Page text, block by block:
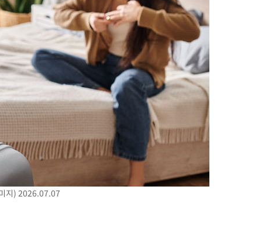
지) 2026.07.07